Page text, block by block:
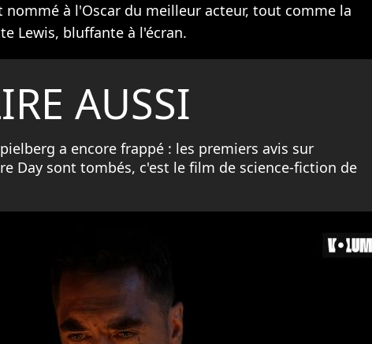
nommé à l'Oscar du meilleur acteur, tout comme la
Lewis, bluffante à l'écran.
AUSSI
a encore frappé : les premiers avis sur
Day sont tombés, c'est le film de science-fiction de